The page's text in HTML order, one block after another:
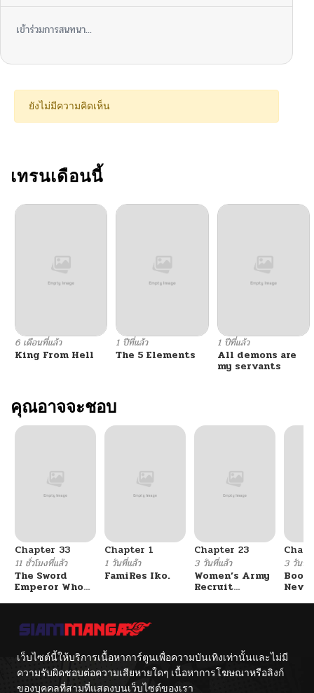
04/14/2026
ตอนที่ 71 04/11/2026
ตอนที่ 69
ตอนที่ 68
ตอนที่ 66 03/21/2026
ตอนที่ 65
ตอนที่ 64 03/06/2026
ตอนที่ 63
ตอนที่ 59 02/10/2026
ตอนที่ 58
ตอนที่ 57
ตอนที่ 56 02/10/2026
เข้าร่วมการสนทนา...
ยังไม่มีความคิดเห็น
เทรนเดือนนี้
6 เดือนที่แล้ว
King From Hell
1 ปีที่แล้ว
The 5 Elements
1 ปีที่แล้ว
All demons are
my servants
คุณอาจจะชอบ
Chapter 33
11 ชั่วโมงที่แล้ว
The Sword
Emperor Who
จักรพรรดิเทพดาบ
ผงาดเหนือชาติภพ
Chapter 1
1 วันที่แล้ว
FamiRes Iko.
Chapter 23
3 วันที่แล้ว
Women’s Army
Recruit
3 วันที่
เว็บไซต์นี้ให้บริการเนื้อหาการ์ตูนเพื่อความบันเทิงเท่านั้นและไม่มี
ความรับผิดชอบต่อความเสียหายใดๆ เนื้อหาการโฆษณาหรือลิงก์
ของบุคคลที่สามที่แสดงบนเว็บไซต์ของเรา